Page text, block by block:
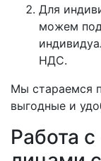
Для
можем
НДС.
Мы стараемся
выгодные и
Работа